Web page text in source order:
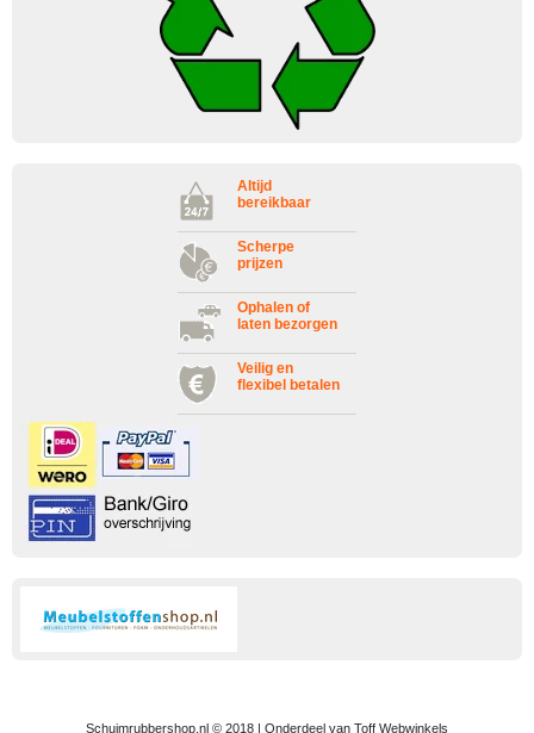
Altijd
bereikbaar
Scherpe
prijzen
Ophalen of
laten bezorgen
Veilig en
flexibel betalen
Schuimrubbershop.nl © 2018 | Onderdeel van Toff Webwinkels